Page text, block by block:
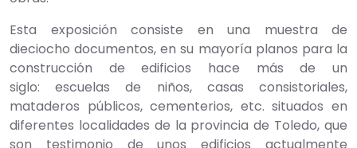
Esta exposición consiste en una muestra de
dieciocho documentos, en su mayoría planos para la
construcción de edificios hace más de un
siglo: escuelas de niños, casas consistoriales,
mataderos públicos, cementerios, etc. situados en
diferentes localidades de la provincia de Toledo, que